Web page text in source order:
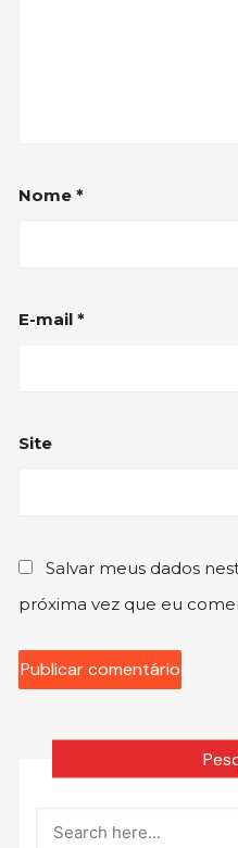
Nome*
E-mail*
Site
Salvar meus dados
próxima vez que eu